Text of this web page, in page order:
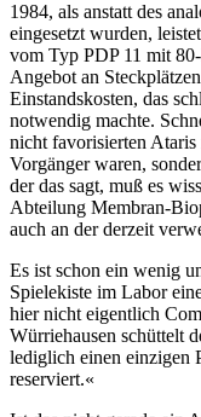
1984, als anstatt des
eingesetzt wurden,
vom Typ PDP 11 mit
Angebot an
Einstandskosten, das
notwendig machte.
nicht favorisierten
Vorgänger waren,
der das sagt, muß es
Abteilung Membran-
auch an der derzeit
Es ist schon ein wenig
Spielekiste im Labor
hier nicht eigentlich
Würriehausen schüttelt
lediglich einen einzigen
reserviert.«